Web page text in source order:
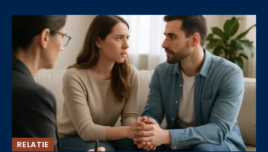
RELATIE